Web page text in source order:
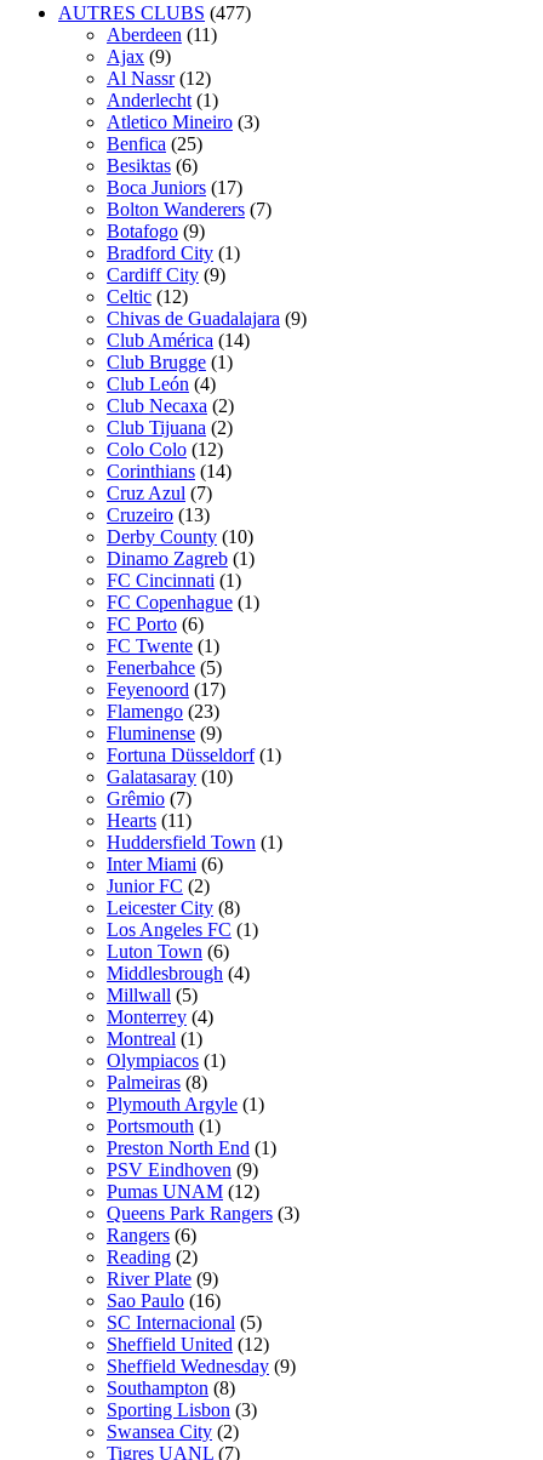
AUTRES CLUBS (477)
Aberdeen (11)
Ajax (9)
Al Nassr (12)
Anderlecht (1)
Atletico Mineiro (3)
Benfica (25)
Besiktas (6)
Boca Juniors (17)
Bolton Wanderers (7)
Botafogo (9)
Bradford City (1)
Cardiff City (9)
Celtic (12)
Chivas de Guadalajara (9)
Club América (14)
Club Brugge (1)
Club León (4)
Club Necaxa (2)
Club Tijuana (2)
Colo Colo (12)
Corinthians (14)
Cruz Azul (7)
Cruzeiro (13)
Derby County (10)
Dinamo Zagreb (1)
FC Cincinnati (1)
FC Copenhague (1)
FC Porto (6)
FC Twente (1)
Fenerbahce (5)
Feyenoord (17)
Flamengo (23)
Fluminense (9)
Fortuna Düsseldorf (1)
Galatasaray (10)
Grêmio (7)
Hearts (11)
Huddersfield Town (1)
Inter Miami (6)
Junior FC (2)
Leicester City (8)
Los Angeles FC (1)
Luton Town (6)
Middlesbrough (4)
Millwall (5)
Monterrey (4)
Montreal (1)
Olympiacos (1)
Palmeiras (8)
Plymouth Argyle (1)
Portsmouth (1)
Preston North End (1)
PSV Eindhoven (9)
Pumas UNAM (12)
Queens Park Rangers (3)
Rangers (6)
Reading (2)
River Plate (9)
Sao Paulo (16)
SC Internacional (5)
Sheffield United (12)
Sheffield Wednesday (9)
Southampton (8)
Sporting Lisbon (3)
Swansea City (2)
Tigres UANL (7)